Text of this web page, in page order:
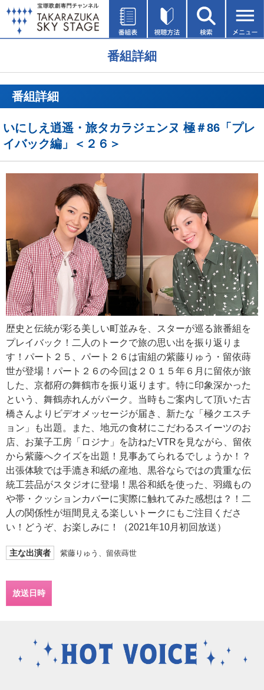
番組詳細
番組詳細
いにしえ逍遥・旅タカラジェンヌ 極＃86「プレ
イバック編」＜２６＞
歴史と伝統が彩る美しい町並みを、スターが巡る旅番組を
プレイバック！二人のトークで旅の思い出を振り返りま
す！パート２５、パート２６は宙組の紫藤りゅう・留依蒔
世が登場！パート２６の今回は２０１５年６月に留依が旅
した、京都府の舞鶴市を振り返ります。特に印象深かった
という、舞鶴赤れんがパーク。当時もご案内して頂いた古
橋さんよりビデオメッセージが届き、新たな「極クエスチ
ョン」も出題。また、地元の食材にこだわるスイーツのお
店、お菓子工房「ロジナ」を訪ねたVTRを見ながら、留依
から紫藤へクイズを出題！見事あてられるでしょうか！？
出張体験では手漉き和紙の産地、黒谷ならではの貴重な伝
統工芸品がスタジオに登場！黒谷和紙を使った、羽織もの
や帯・クッションカバーに実際に触れてみた感想は？！二
人の関係性が垣間見える楽しいトークにもご注目くださ
い！どうぞ、お楽しみに！（2021年10月初回放送）
主な出演者 紫藤りゅう、留依蒔世
放送日時